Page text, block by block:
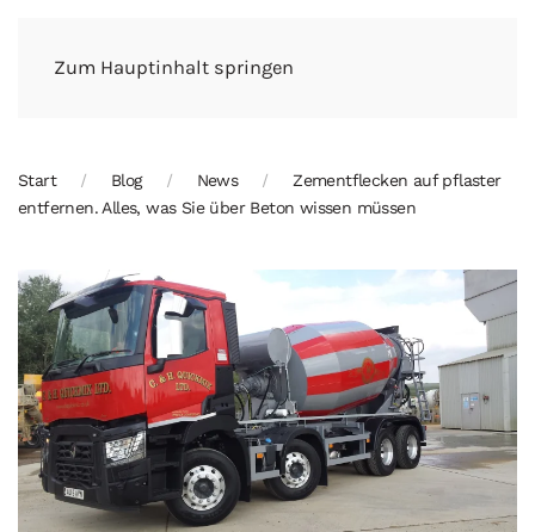
Zum Hauptinhalt springen
Start Blog News
Zementflecken auf pflaster
entfernen. Alles, was Sie über Beton wissen müssen